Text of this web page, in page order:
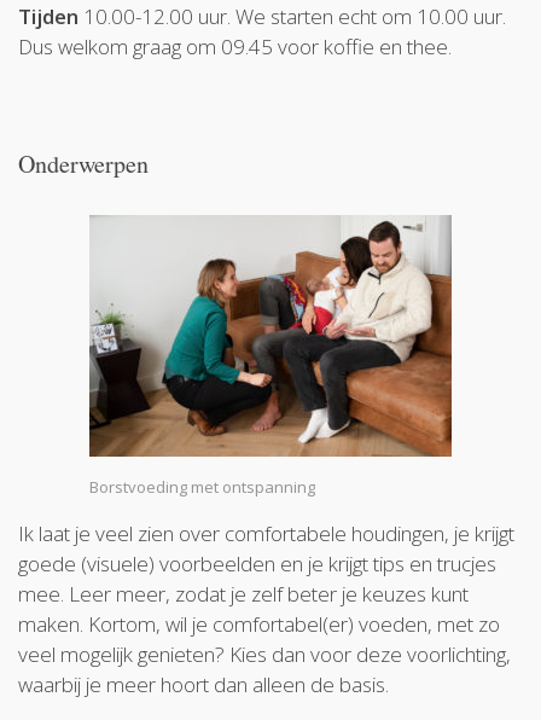
Tijden 10.00-12.00 uur. We starten echt om 10.00 uur.
Dus welkom graag om 09.45 voor koffie en thee.
Onderwerpen
Borstvoeding met ontspanning
Ik laat je veel zien over comfortabele houdingen, je krijgt
goede (visuele) voorbeelden en je krijgt tips en trucjes
mee. Leer meer, zodat je zelf beter je keuzes kunt
maken. Kortom, wil je comfortabel(er) voeden, met zo
veel mogelijk genieten? Kies dan voor deze voorlichting,
waarbij je meer hoort dan alleen de basis.